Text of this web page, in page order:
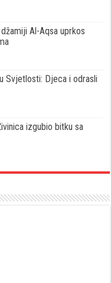
Al-Aqsa uprkos
Svjetlosti: Djeca i odrasli
izgubio bitku sa